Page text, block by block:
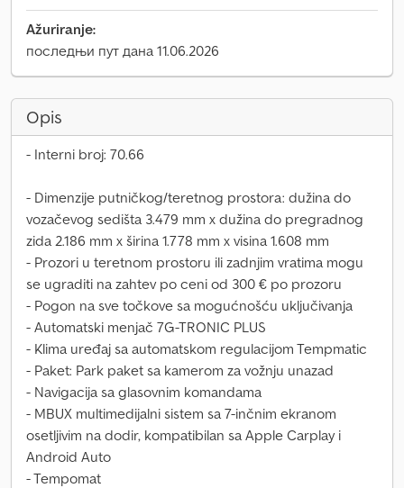
Ažuriranje:
последњи пут дана 11.06.2026
Opis
- Interni broj: 70.66
- Dimenzije putničkog/teretnog prostora: dužina do
vozačevog sedišta 3.479 mm x dužina do pregradnog
zida 2.186 mm x širina 1.778 mm x visina 1.608 mm
- Prozori u teretnom prostoru ili zadnjim vratima mogu
se ugraditi na zahtev po ceni od 300 € po prozoru
- Pogon na sve točkove sa mogućnošću uključivanja
- Automatski menjač 7G-TRONIC PLUS
- Klima uređaj sa automatskom regulacijom Tempmatic
- Paket: Park paket sa kamerom za vožnju unazad
- Navigacija sa glasovnim komandama
- MBUX multimedijalni sistem sa 7-inčnim ekranom
osetljivim na dodir, kompatibilan sa Apple Carplay i
Android Auto
- Tempomat